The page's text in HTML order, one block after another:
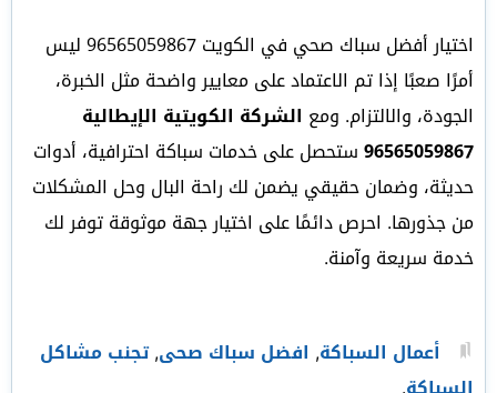
اختيار أفضل سباك صحي في الكويت 96565059867 ليس
أمرًا صعبًا إذا تم الاعتماد على معايير واضحة مثل الخبرة،
الجودة، والالتزام. ومع الشركة الكويتية الإيطالية
96565059867ستحصل على خدمات سباكة احترافية، أدوات
حديثة، وضمان حقيقي يضمن لك راحة البال وحل المشكلات
من جذورها. احرص دائمًا على اختيار جهة موثوقة توفر لك
خدمة سريعة وآمنة.
أعمال السباكة, افضل سباك صحى,تجنب مشاكل